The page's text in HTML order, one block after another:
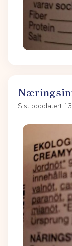
Sist oppdatert